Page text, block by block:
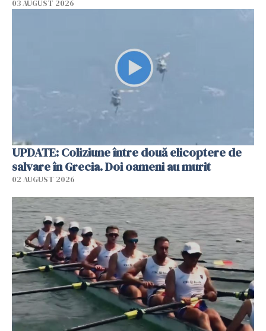
03 AUGUST 2026
UPDATE: Coliziune între două elicoptere de
salvare în Grecia. Doi oameni au murit
02 AUGUST 2026